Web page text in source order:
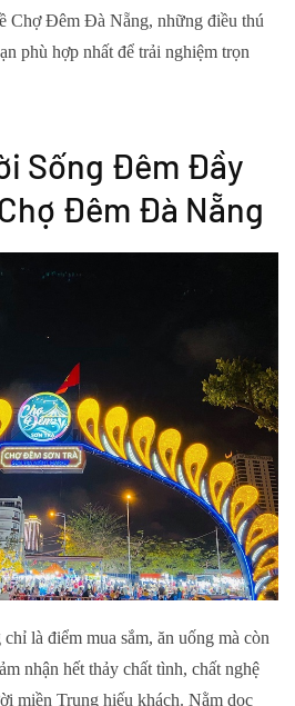
Chợ Đêm Đà Nẵng, những điều thú
phù hợp nhất để trải nghiệm trọn
Sống Đêm Đầy
Đêm Đà Nẵng
là điểm mua sắm, ăn uống mà còn
nhận hết thảy chất tình, chất nghệ
miền Trung hiếu khách. Nằm dọc